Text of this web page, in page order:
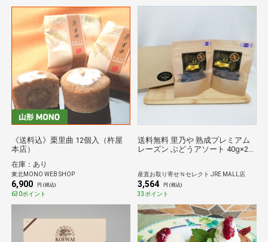
《送料込》栗里曲 12個入（杵屋
本店）
在庫：あり
東北MONO WEB SHOP
6,900 円 (税込)
630ポイント
送料無料 里乃や 熟成プレミアム
レーズン ぶどうアソート 40g×2袋
ツ 乾燥果実 巨峰 ポスト投函便
産直お取り寄せＮセレクト JRE MALL店
3,564 円 (税込)
33ポイント